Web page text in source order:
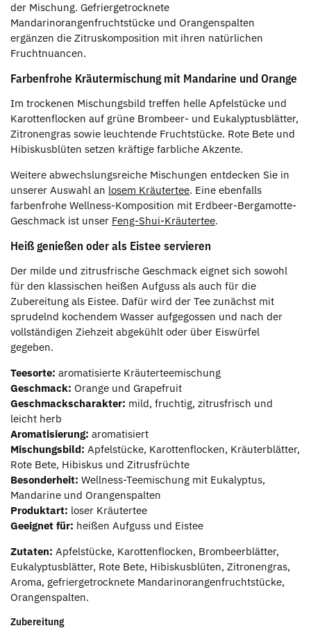
der Mischung. Gefriergetrocknete
Mandarinorangenfruchtstücke und Orangenspalten
ergänzen die Zitruskomposition mit ihren natürlichen
Fruchtnuancen.
Farbenfrohe Kräutermischung mit Mandarine und Orange
Im trockenen Mischungsbild treffen helle Apfelstücke und
Karottenflocken auf grüne Brombeer- und Eukalyptusblätter,
Zitronengras sowie leuchtende Fruchtstücke. Rote Bete und
Hibiskusblüten setzen kräftige farbliche Akzente.
Weitere abwechslungsreiche Mischungen entdecken Sie in
unserer Auswahl an losem Kräutertee. Eine ebenfalls
farbenfrohe Wellness-Komposition mit Erdbeer-Bergamotte-
Geschmack ist unser Feng-Shui-Kräutertee.
Heiß genießen oder als Eistee servieren
Der milde und zitrusfrische Geschmack eignet sich sowohl
für den klassischen heißen Aufguss als auch für die
Zubereitung als Eistee. Dafür wird der Tee zunächst mit
sprudelnd kochendem Wasser aufgegossen und nach der
vollständigen Ziehzeit abgekühlt oder über Eiswürfel
gegeben.
Teesorte: aromatisierte Kräuterteemischung
Geschmack: Orange und Grapefruit
Geschmackscharakter: mild, fruchtig, zitrusfrisch und
leicht herb
Aromatisierung: aromatisiert
Mischungsbild: Apfelstücke, Karottenflocken, Kräuterblätter,
Rote Bete, Hibiskus und Zitrusfrüchte
Besonderheit: Wellness-Teemischung mit Eukalyptus,
Mandarine und Orangenspalten
Produktart: loser Kräutertee
Geeignet für: heißen Aufguss und Eistee
Zutaten: Apfelstücke, Karottenflocken, Brombeerblätter,
Eukalyptusblätter, Rote Bete, Hibiskusblüten, Zitronengras,
Aroma, gefriergetrocknete Mandarinorangenfruchtstücke,
Orangenspalten.
Zubereitung